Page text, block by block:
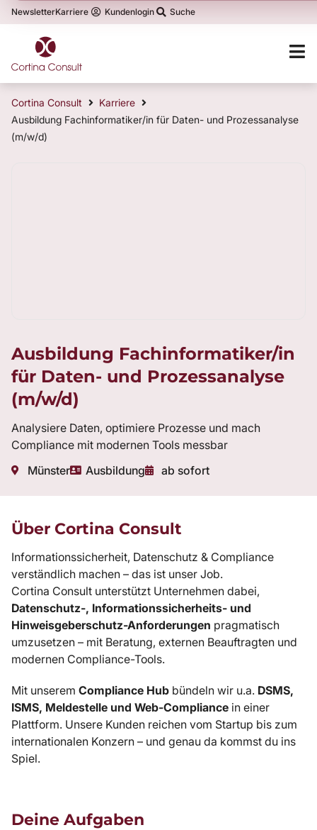
NewsletterKarriere Kundenlogin Suche
Cortina Consult
Karriere
Ausbildung Fachinformatiker/in für Daten- und Prozessanalyse
(m/w/d)
Ausbildung Fachinformatiker/in
für Daten- und Prozessanalyse
(m/w/d)
Analysiere Daten, optimiere Prozesse und mach
Compliance mit modernen Tools messbar
Münster
Ausbildung ab sofort
Über Cortina Consult
Informationssicherheit, Datenschutz & Compliance
verständlich machen – das ist unser Job.
Cortina Consult unterstützt Unternehmen dabei,
Datenschutz-, Informationssicherheits- und
Hinweisgeberschutz-Anforderungen pragmatisch
umzusetzen – mit Beratung, externen Beauftragten und
modernen Compliance-Tools.
Mit unserem Compliance Hub bündeln wir u.a. DSMS,
ISMS, Meldestelle und Web-Compliance in einer
Plattform. Unsere Kunden reichen vom Startup bis zum
internationalen Konzern – und genau da kommst du ins
Spiel.
Deine Aufgaben